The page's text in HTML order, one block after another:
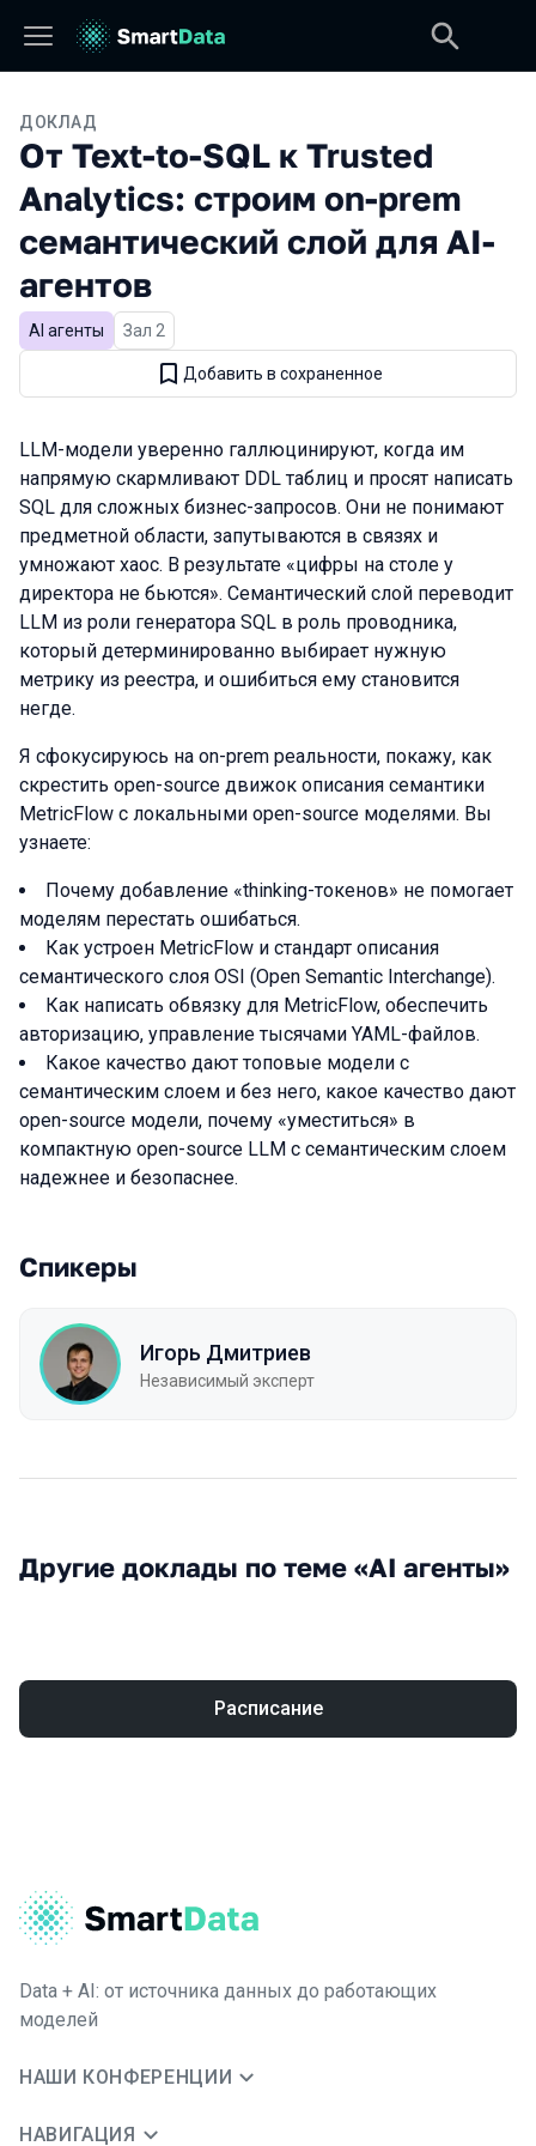
ДОКЛАД
От Text-to-SQL к Trusted
Analytics: строим on-prem
семантический слой для AI-
агентов
AI агенты Зал 2
Добавить в сохраненное
LLM-модели уверенно галлюцинируют, когда им
напрямую скармливают DDL таблиц и просят написать
SQL для сложных бизнес-запросов. Они не понимают
предметной области, запутываются в связях и
умножают хаос. В результате «цифры на столе у
директора не бьются». Семантический слой переводит
LLM из роли генератора SQL в роль проводника,
который детерминированно выбирает нужную
метрику из реестра, и ошибиться ему становится
негде.
Я сфокусируюсь на on-prem реальности, покажу, как
скрестить open-source движок описания семантики
MetricFlow с локальными open-source моделями. Вы
узнаете:
Почему добавление «thinking-токенов» не помогает
моделям перестать ошибаться.
Как устроен MetricFlow и стандарт описания
семантического слоя OSI (Open Semantic Interchange).
Как написать обвязку для MetricFlow, обеспечить
авторизацию, управление тысячами YAML-файлов.
Какое качество дают топовые модели с
семантическим слоем и без него, какое качество дают
open-source модели, почему «уместиться» в
компактную open-source LLM с семантическим слоем
надежнее и безопаснее.
Спикеры
Игорь Дмитриев
Независимый эксперт
Другие доклады по теме «AI агенты»
Расписание
Data + AI: от источника данных до работающих
моделей
НАШИ КОНФЕРЕНЦИИ
НАВИГАЦИЯ